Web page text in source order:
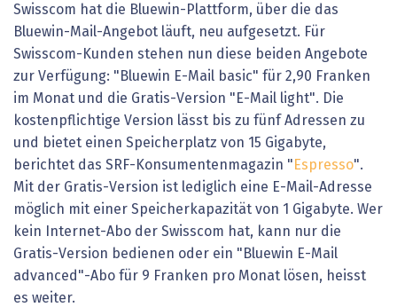
Swisscom hat die Bluewin-Plattform, über die das
Bluewin-Mail-Angebot läuft, neu aufgesetzt. Für
Swisscom-Kunden stehen nun diese beiden Angebote
zur Verfügung: "Bluewin E-Mail basic" für 2,90 Franken
im Monat und die Gratis-Version "E-Mail light". Die
kostenpflichtige Version lässt bis zu fünf Adressen zu
und bietet einen Speicherplatz von 15 Gigabyte,
berichtet das SRF-Konsumentenmagazin " Espresso".
Mit der Gratis-Version ist lediglich eine E-Mail-Adresse
möglich mit einer Speicherkapazität von 1 Gigabyte. Wer
kein Internet-Abo der Swisscom hat, kann nur die
Gratis-Version bedienen oder ein "Bluewin E-Mail
advanced"-Abo für 9 Franken pro Monat lösen, heisst
es weiter.